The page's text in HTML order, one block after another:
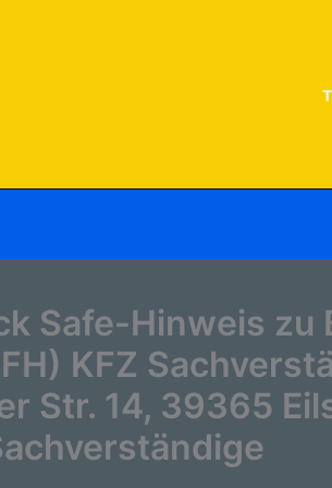
Safe-Hinweis zu
KFZ
Str. 14, 39365